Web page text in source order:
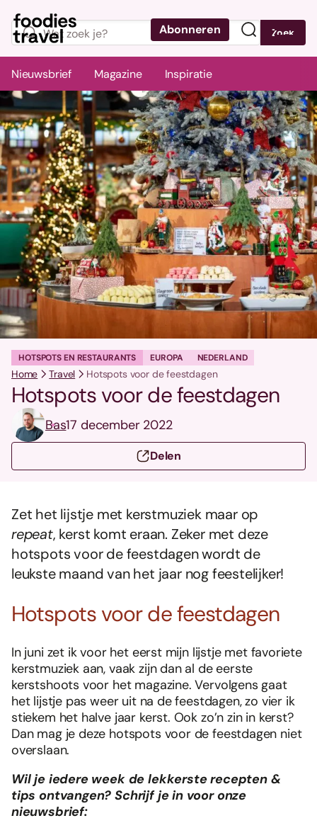
Abonneren Zoek
Nieuwsbrief Magazine Inspiratie
HOTSPOTS EN RESTAURANTS EUROPA NEDERLAND
Home Travel Hotspots voor de feestdagen
Hotspots voor de feestdagen
Bas17 december 2022
Delen
Zet het lijstje met kerstmuziek maar op
repeat, kerst komt eraan. Zeker met deze
hotspots voor de feestdagen wordt de
leukste maand van het jaar nog feestelijker!
Hotspots voor de feestdagen
In juni zet ik voor het eerst mijn lijstje met favoriete
kerstmuziek aan, vaak zijn dan al de eerste
kerstshoots voor het magazine. Vervolgens gaat
het lijstje pas weer uit na de feestdagen, zo vier ik
stiekem het halve jaar kerst. Ook zo’n zin in kerst?
Dan mag je deze hotspots voor de feestdagen niet
overslaan.
Wil je iedere week de lekkerste recepten &
tips ontvangen? Schrijf je in voor onze
nieuwsbrief: